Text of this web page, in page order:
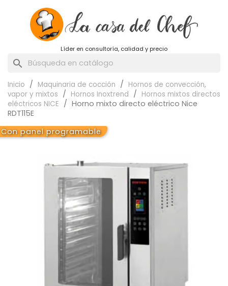
Líder en consultoría, calidad y precio
search
Inicio Maquinaria de cocción
Hornos de convección,
vapor y mixtos
Hornos Inoxtrend
Hornos mixtos directos
eléctricos NICE
Horno mixto directo eléctrico Nice
RDT115E
Con panel programable